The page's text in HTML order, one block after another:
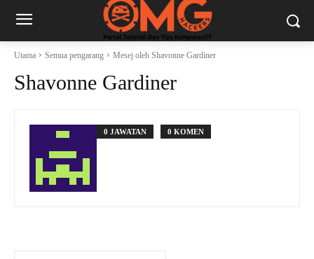
Utama Semua pengarang Mesej oleh Shavonne Gardiner
Shavonne Gardiner
0 JAWATAN 0 KOMEN